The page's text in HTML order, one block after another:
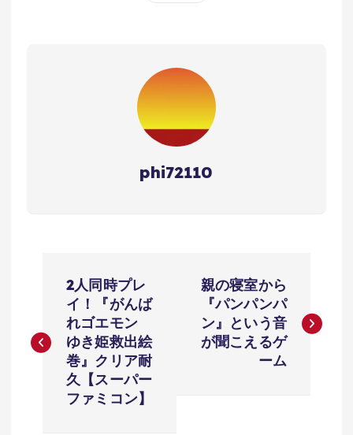
phi72110
ナ
2人同時プレ
イ！『がんば
れゴエモン
ゆき姫救出絵
巻』クリア耐
久【スーパー
ファミコン】
親の寝室から
『パンパンパ
ン』という音
が聞こえるゲ
ーム